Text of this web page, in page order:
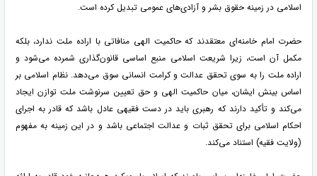
اسلامی در زمینه حقوق بشر و آزادی‌های عمومی تبدیل کرده است.
حضرت امام خامنه‌ای معتقدند که حاکمیت الهی منافاتی با اراده ملت ندارد، بلکه
مکمل آن است، زیرا شریعت اسلامی منبع اساسی قانون‌گذاری شمرده می‌شود و
اراده ملت را به سوی تحقق عدالت و کرامت انسانی سوق می‌دهد. نظام اسلامی بر
اساس بینش ایشان، میان حاکمیت الهی و حق تعیین سرنوشت ملت توازن ایجاد
می‌کند و تأکید دارند که رهبری باید در دست فقیهی عادل باشد که قادر به اجرای
احکام اسلامی برای تحقق ثبات و عدالت اجتماعی باشد و در این زمینه به مفهوم
(ولایت فقیه) استناد می‌کند.